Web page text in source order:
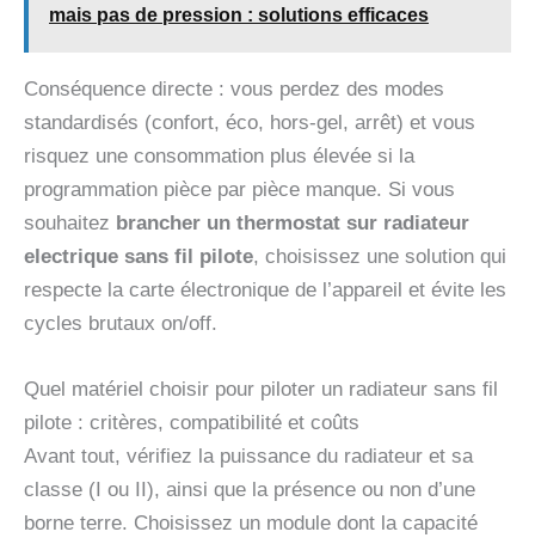
mais pas de pression : solutions efficaces
Conséquence directe : vous perdez des modes
standardisés (confort, éco, hors-gel, arrêt) et vous
risquez une consommation plus élevée si la
programmation pièce par pièce manque. Si vous
souhaitez brancher un thermostat sur radiateur
electrique sans fil pilote, choisissez une solution qui
respecte la carte électronique de l’appareil et évite les
cycles brutaux on/off.
Quel matériel choisir pour piloter un radiateur sans fil
pilote : critères, compatibilité et coûts
Avant tout, vérifiez la puissance du radiateur et sa
classe (I ou II), ainsi que la présence ou non d’une
borne terre. Choisissez un module dont la capacité